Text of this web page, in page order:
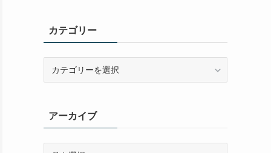
カテゴリー
ーアーカイブ